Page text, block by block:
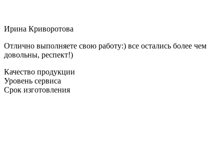
Ирина Криворотова
Отлично выполняете свою работу:) все остались более чем
довольны, респект!)
Качество продукции
Уровень сервиса
Срок изготовления